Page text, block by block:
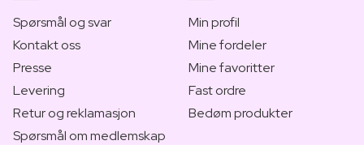
Spørsmål og svar
Kontakt oss
Presse
Levering
Retur og reklamasjon
Spørsmål om medlemskap
Min profil
Mine fordeler
Mine favoritter
Fast ordre
Bedøm produkter